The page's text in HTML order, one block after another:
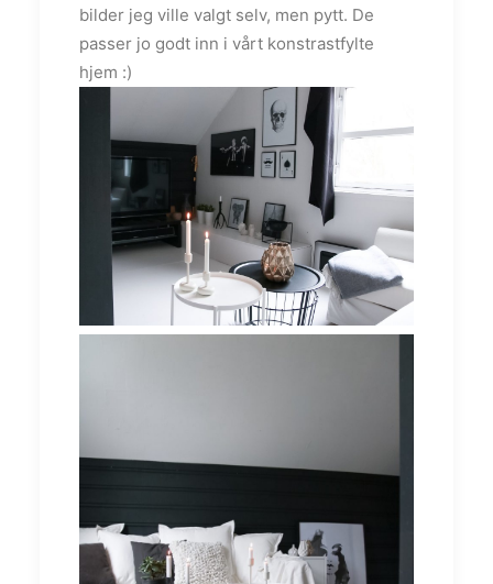
bilder jeg ville valgt selv, men pytt. De
passer jo godt inn i vårt konstrastfylte
hjem :)